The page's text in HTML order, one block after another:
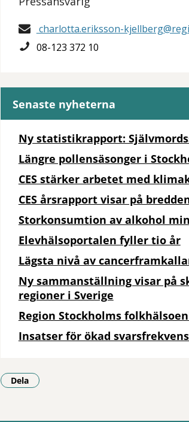
charlotta.eriksson-
08-123 372 10
Senaste nyheterna
Ny statistikrapport:
Längre pollensäsonger i
CES stärker arbetet med
CES årsrapport visar på
Storkonsumtion av alkohol
Elevhälsoportalen fyller tio år
Lägsta nivå av
Ny sammanställning visar på
regioner i Sverige
Region Stockholms
Insatser för ökad
Dela
- Klicka för att öppna delningsalternativ.